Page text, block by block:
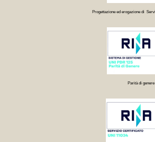
Progettazione ed erogazione di
Parità di genere